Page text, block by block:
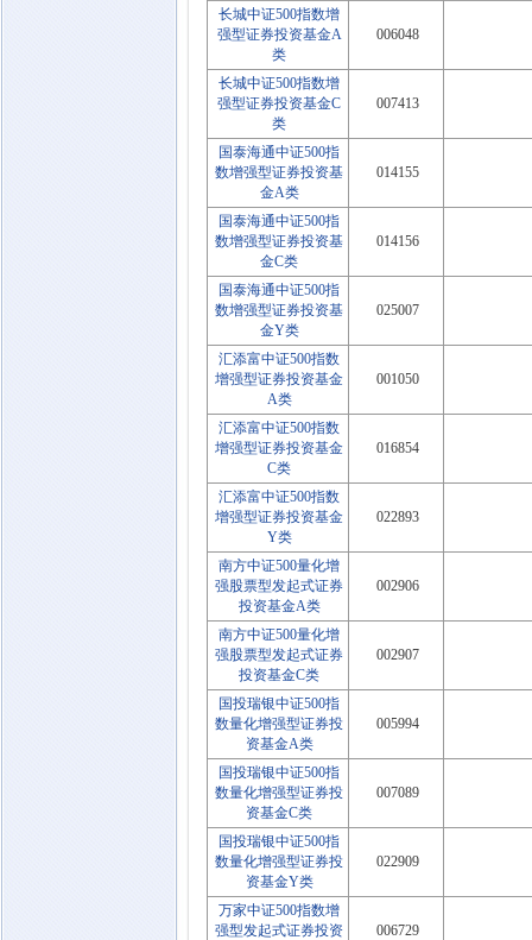
长城中证500指数增
强型证券投资基金A
类
006048
长城中证500指数增
强型证券投资基金C
类
007413
国泰海通中证500指
数增强型证券投资基
金A类
014155
国泰海通中证500指
数增强型证券投资基
金C类
014156
国泰海通中证500指
数增强型证券投资基
金Y类
025007
汇添富中证500指数
增强型证券投资基金
A类
001050
汇添富中证500指数
增强型证券投资基金
C类
016854
汇添富中证500指数
增强型证券投资基金
Y类
022893
南方中证500量化增
强股票型发起式证券
投资基金A类
002906
南方中证500量化增
强股票型发起式证券
投资基金C类
002907
国投瑞银中证500指
数量化增强型证券投
资基金A类
005994
国投瑞银中证500指
数量化增强型证券投
资基金C类
007089
国投瑞银中证500指
数量化增强型证券投
资基金Y类
022909
万家中证500指数增
强型发起式证券投资
006729